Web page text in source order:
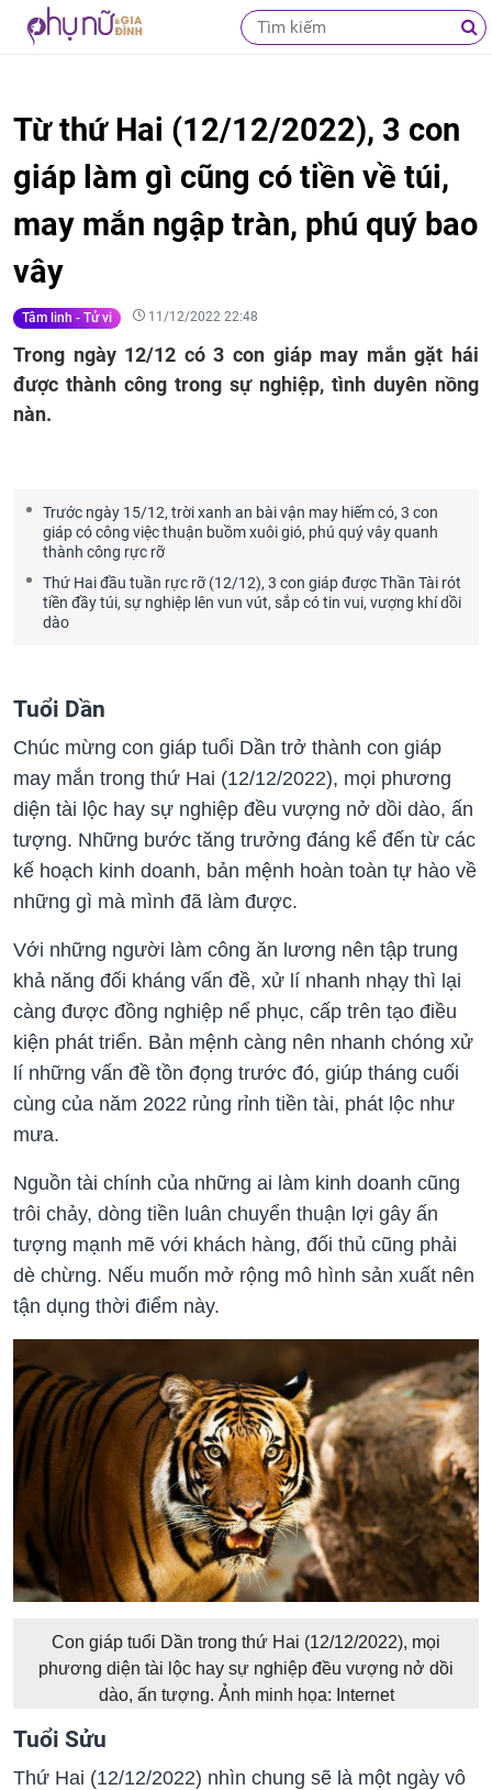
Từ thứ Hai (12/12/2022), 3 con
giáp làm gì cũng có tiền về túi,
may mắn ngập tràn, phú quý bao
vây
Tâm linh - Tử vi 11/12/2022 22:48
Trong ngày 12/12 có 3 con giáp may mắn gặt hái
được thành công trong sự nghiệp, tình duyên nồng
nàn.
Trước ngày 15/12, trời xanh an bài vận may hiếm có, 3 con
giáp có công việc thuận buồm xuôi gió, phú quý vây quanh
thành công rực rỡ
Thứ Hai đầu tuần rực rỡ (12/12), 3 con giáp được Thần Tài rót
tiền đầy túi, sự nghiệp lên vun vút, sắp có tin vui, vượng khí dồi
dào
Tuổi Dần
Chúc mừng con giáp tuổi Dần trở thành con giáp
may mắn trong thứ Hai (12/12/2022), mọi phương
diện tài lộc hay sự nghiệp đều vượng nở dồi dào, ấn
tượng. Những bước tăng trưởng đáng kể đến từ các
kế hoạch kinh doanh, bản mệnh hoàn toàn tự hào về
những gì mà mình đã làm được.
Với những người làm công ăn lương nên tập trung
khả năng đối kháng vấn đề, xử lí nhanh nhạy thì lại
càng được đồng nghiệp nể phục, cấp trên tạo điều
kiện phát triển. Bản mệnh càng nên nhanh chóng xử
lí những vấn đề tồn đọng trước đó, giúp tháng cuối
cùng của năm 2022 rủng rỉnh tiền tài, phát lộc như
mưa.
Nguồn tài chính của những ai làm kinh doanh cũng
trôi chảy, dòng tiền luân chuyển thuận lợi gây ấn
tượng mạnh mẽ với khách hàng, đối thủ cũng phải
dè chừng. Nếu muốn mở rộng mô hình sản xuất nên
tận dụng thời điểm này.
Con giáp tuổi Dần trong thứ Hai (12/12/2022), mọi
phương diện tài lộc hay sự nghiệp đều vượng nở dồi
dào, ấn tượng. Ảnh minh họa: Internet
Tuổi Sửu
Thứ Hai (12/12/2022) nhìn chung sẽ là một ngày vô